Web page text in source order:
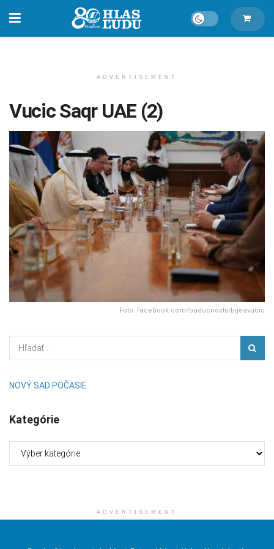
ADVERTISEMENT
Vucic Saqr UAE (2)
Foto: facebook.com/buducnostsrbijeavucic
NOVÝ SAD POČASIE
Kategórie
ADVERTISEMENT